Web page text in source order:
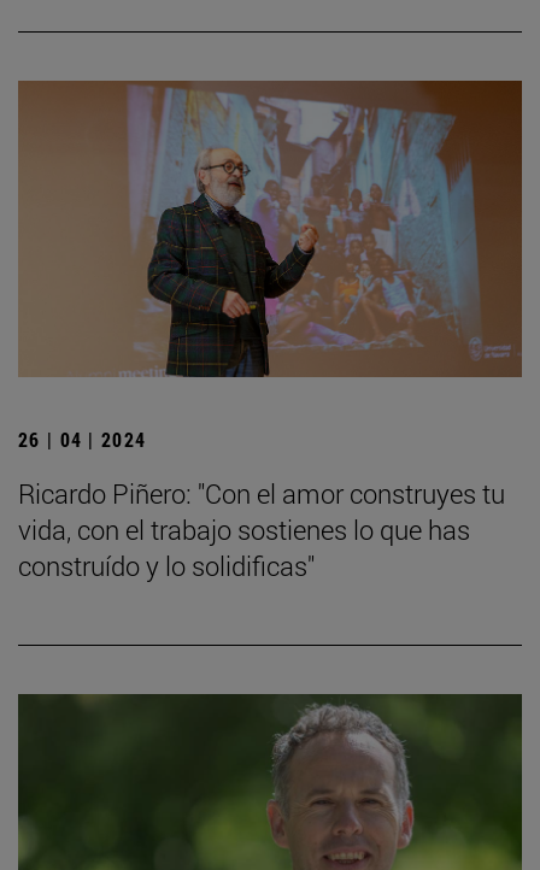
26 | 04 | 2024
Ricardo Piñero: "Con el amor construyes tu
vida, con el trabajo sostienes lo que has
construído y lo solidificas"